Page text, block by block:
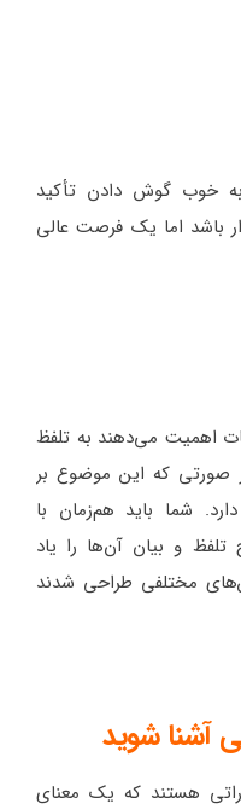
به خوب گوش دادن تأکید
باشد اما یک فرصت عالی
اهمیت می‌دهند به تلفظ
صورتی که این موضوع بر
شما باید هم‌زمان با
و بیان آن‌ها را یاد
مختلفی طراحی شدند
هستند که یک معنای